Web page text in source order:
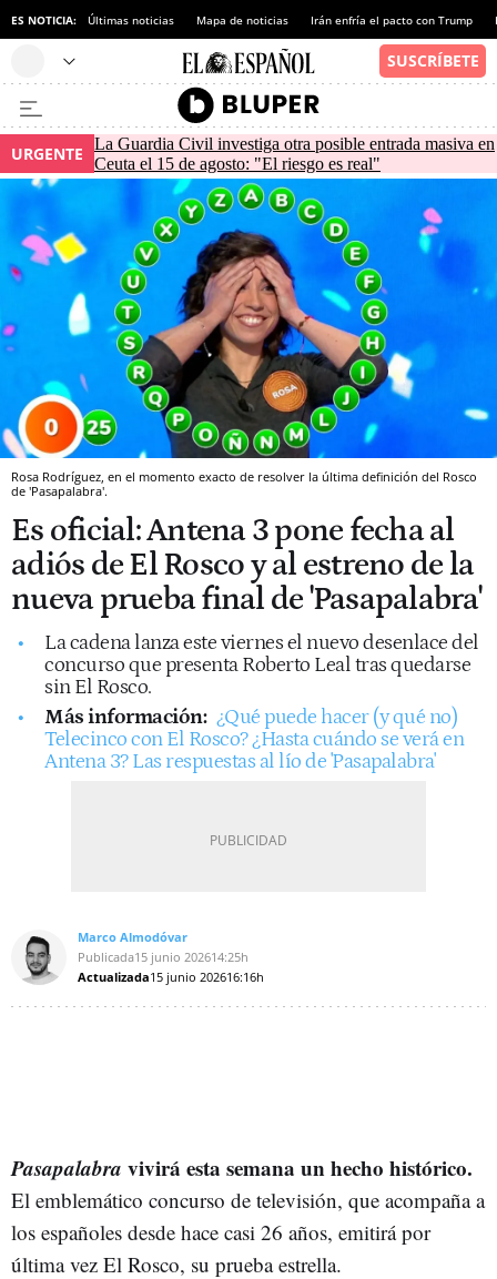
ES NOTICIA: Últimas noticias Mapa de noticias Irán enfría el pacto con Trump
URGENTE
La Guardia Civil investiga otra posible entrada masiva en
Ceuta el 15 de agosto: "El riesgo es real"
Rosa Rodríguez, en el momento exacto de resolver la última definición del Rosco
de 'Pasapalabra'.
Es oficial: Antena 3 pone fecha al
adiós de El Rosco y al estreno de la
nueva prueba final de 'Pasapalabra'
La cadena lanza este viernes el nuevo desenlace del
concurso que presenta Roberto Leal tras quedarse
sin El Rosco.
Más información: ¿Qué puede hacer (y qué no)
Telecinco con El Rosco? ¿Hasta cuándo se verá en
Antena 3? Las respuestas al lío de 'Pasapalabra'
Marco Almodóvar
Publicada15 junio 202614:25h
Actualizada15 junio 202616:16h
Pasapalabra vivirá esta semana un hecho histórico.
El emblemático concurso de televisión, que acompaña a
los españoles desde hace casi 26 años, emitirá por
última vez El Rosco, su prueba estrella.